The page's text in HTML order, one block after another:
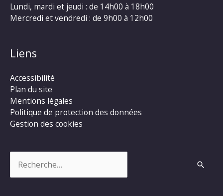
Lundi, mardi et jeudi : de 14h00 à 18h00
Mercredi et vendredi : de 9h00 à 12h00
Liens
Accessibilité
Plan du site
Mentions légales
Politique de protection des données
Gestion des cookies